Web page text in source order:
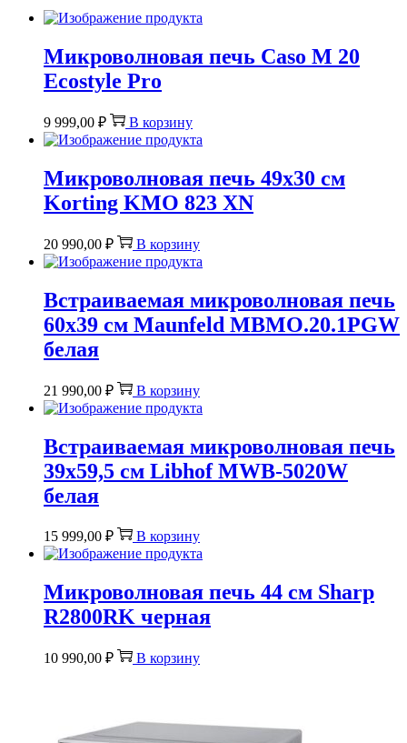
Микроволновая печь Caso M 20
Ecostyle Pro
9 999,00 ₽ В корзину
Микроволновая печь 49х30 см
Korting KMO 823 XN
20 990,00 ₽ В корзину
Встраиваемая микроволновая печь
60х39 см Maunfeld MBMO.20.1PGW
белая
21 990,00 ₽ В корзину
Встраиваемая микроволновая печь
39х59,5 см Libhof MWB-5020W
белая
15 999,00 ₽ В корзину
Микроволновая печь 44 см Sharp
R2800RK черная
10 990,00 ₽ В корзину